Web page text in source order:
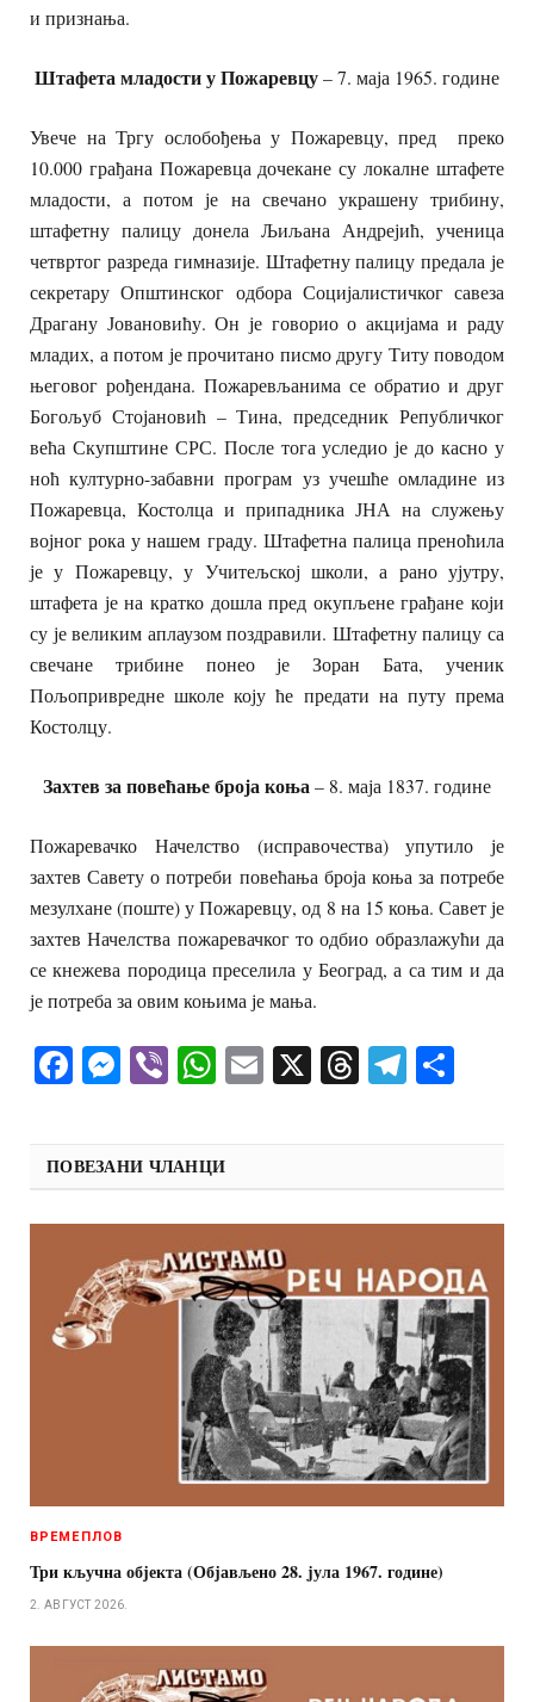
и признања.
Штафета младости у Пожаревцу– 7. маја 1965. године
Увече на Тргу ослобођења у Пожаревцу, пред преко
10.000 грађана Пожаревца дочекане су локалне штафете
младости, а потом је на свечано украшену трибину,
штафетну палицу донела Љиљана Андрејић, ученица
четвртог разреда гимназије. Штафетну палицу предала је
секретару Општинског одбора Социјалистичког савеза
Драгану Јовановићу. Он је говорио о акцијама и раду
младих, а потом је прочитано писмо другу Титу поводом
његовог рођендана. Пожаревљанима се обратио и друг
Богољуб Стојановић – Тина, председник Републичког
већа Скупштине СРС. После тога уследио је до касно у
ноћ културно-забавни програм уз учешће омладине из
Пожаревца, Костолца и припадника ЈНА на служењу
војног рока у нашем граду. Штафетна палица преноћила
је у Пожаревцу, у Учитељској школи, а рано ујутру,
штафета је на кратко дошла пред окупљене грађане који
су је великим аплаузом поздравили. Штафетну палицу са
свечане трибине понео је Зоран Бата, ученик
Пољопривредне школе коју ће предати на путу према
Костолцу.
Захтев за повећање броја коња– 8. маја 1837. године
Пожаревачко Начелство (исправочества) упутило је
захтев Савету о потреби повећања броја коња за потребе
мезулхане (поште) у Пожаревцу, од 8 на 15 коња. Савет је
захтев Начелства пожаревачког то одбио образлажући да
се кнежева породица преселила у Београд, а са тим и да
је потреба за овим коњима је мања.
Facebook
Messenger
ViberWhatsApp
Email
X Threads
ПОВЕЗАНИ ЧЛАНЦИ
ВРЕМЕПЛОВ
Три кључна објекта (Објављено 28. jула 1967. године)
2. АВГУСТ 2026.